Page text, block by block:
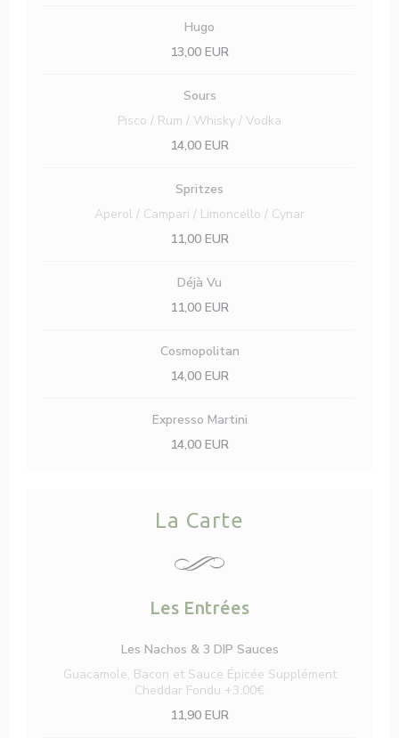
Hugo
13,00 EUR
Sours
Pisco / Rum / Whisky / Vodka
14,00 EUR
Spritzes
Aperol / Campari / Limoncello / Cynar
11,00 EUR
Déjà Vu
11,00 EUR
Cosmopolitan
14,00 EUR
Expresso Martini
14,00 EUR
La Carte
Les Entrées
Les Nachos & 3 DIP Sauces
Guacamole, Bacon et Sauce Épicée Supplément
Cheddar Fondu +3.00€
11,90 EUR